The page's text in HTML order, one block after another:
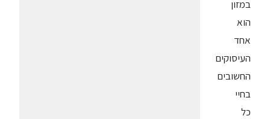
במזון
הוא
אחד
העיסוקים
החשובים
בחיי
כל